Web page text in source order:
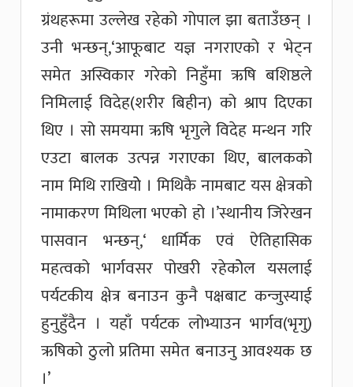
ग्रंथहरूमा उल्लेख रहेको गोपाल झा बताउँछन् ।
उनी भन्छन्,‘आफूबाट यज्ञ नगराएको र भेट्न
समेत अस्विकार गरेको निहुँमा ऋषि बशिष्ठले
निमिलाई विदेह(शरीर बिहीन) को श्राप दिएका
थिए । सो समयमा ऋषि भृगुले विदेह मन्थन गरि
एउटा बालक उत्पन्न गराएका थिए, बालकको
नाम मिथि राखियोे । मिथिकै नामबाट यस क्षेत्रको
नामाकरण मिथिला भएको हो ।’स्थानीय जिरेखन
पासवान भन्छन्,‘ धार्मिक एवं ऐतिहासिक
महत्वको भार्गवसर पोखरी रहेकोेल यसलाई
पर्यटकीय क्षेत्र बनाउन कुनै पक्षबाट कन्जुस्याई
हुनुहुँदैन । यहाँ पर्यटक लोभ्याउन भार्गव(भृगु)
ऋषिको ठुलो प्रतिमा समेत बनाउनु आवश्यक छ
।’